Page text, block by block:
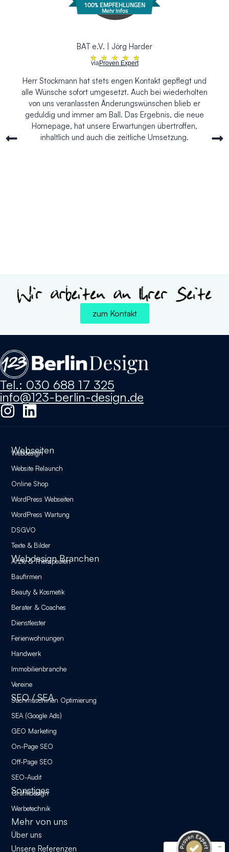
100% EMPFEHLUNGEN
Mehr Infos
BAT e.V. | Jörg Harder
★ ★ ★ ★ ★
viaProven Expert
Herr Stockmann hat stets engen Kontakt gepflegt und
alle Wünsche sofort umgesetzt. Auch bei wiederholten
von uns veranlassten Änderungswünschen blieb er
geduldig und immer am Ball. Das Ergebnis, die neue
Homepage, hat unsere Erwartungen übertroffen,
inhaltlich und auch die zeitliche Umsetzung.
zum Kontakt
Tel.: 030 688 17 325
info@123-berlin-design.de
Webseiten
Webdesign
Website Relaunch
Online Shop
WordPress Webseiten
WordPress Wartung
DSGVO
Texte & Bilder
Webdesign Branchen
Ärzte & Therapeuten
Baufirmen
Beauty & Kosmetik
Berater & Coaches
Dienstleister
Ferienwohnungen
Handwerk
Immobilienbranche
Vereine
SEO / SEA
Suchmaschinen Optimierung
SEA (Google Ads)
GEO Marketing
On-Page SEO
Off-Page SEO
SEO-Audit
Sonstiges
Grafikdesign
Werbetechnik
Mehr von uns
Über uns
Unsere Referenzen
ProvenExpert.com